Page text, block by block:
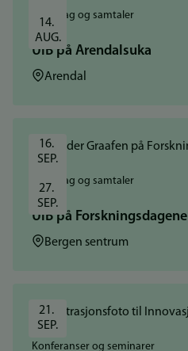
14.
AUG.
Foredrag og samtaler
UiB på Arendalsuka
Sted:Arendal
16.
SEP.
27.
SEP.
Foredrag og samtaler
UiB på Forskningsdagene
Sted:Bergen sentrum
21.
SEP.
Konferanser og seminarer